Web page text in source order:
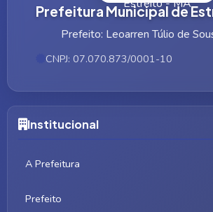
Prefeitura Municipal de
Prefeito: Leoarren Túlio de
CNPJ: 07.070.873/0001-10
Institucional
A Prefeitura
Prefeito